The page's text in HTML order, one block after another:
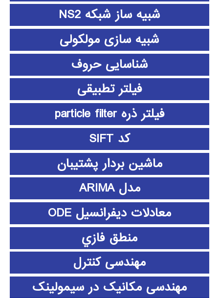
شبیه ساز شبکه NS2
شبیه سازی مولکولی
شناسایی حروف
فیلتر تطبیقی
فیلتر ذره particle filter
کد SIFT
ماشین بردار پشتیبان
مدل ARIMA
معادلات دیفرانسیل ODE
منطق فازي
مهندسی کنترل
مهندسی مکانیک در سیمولینک